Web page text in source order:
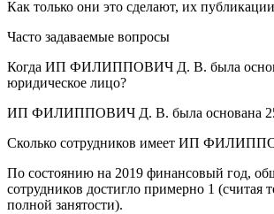
Как только они это сделают, их публикации
Часто задаваемые вопросы
Когда ИП ФИЛИППОВИЧ Д. В. была
юридическое лицо?
ИП ФИЛИППОВИЧ Д. В. была основана
Сколько сотрудников имеет ИП
По состоянию на 2019 финансовый год,
сотрудников достигло примерно 1 (считая
полной занятости).